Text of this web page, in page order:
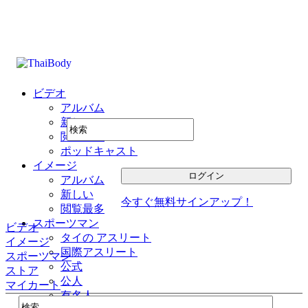
ビデオ
アルバム
新しい
閲覧最多
ポッドキャスト
イメージ
アルバム
新しい
閲覧最多
スポーツマン
タイの アスリート
国際アスリート
公式
公人
有名人
今すぐ無料サインアップ！
ビデオ
イメージ
スポーツマン
ストア
マイカート